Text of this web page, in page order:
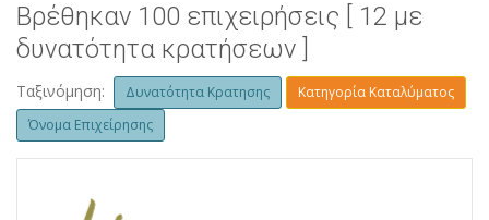
Βρέθηκαν 100 επιχειρήσεις [ 12 με
δυνατότητα κρατήσεων ]
Ταξινόμηση: Δυνατότητα Κρατησης
Κατηγορία Καταλύματος
Όνομα Επιχείρησης